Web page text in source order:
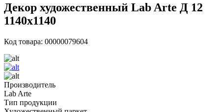
Декор художественный Lab Arte Д 12
1140х1140
Код товара: 00000079604
Производитель
Lab Arte
Тип продукции